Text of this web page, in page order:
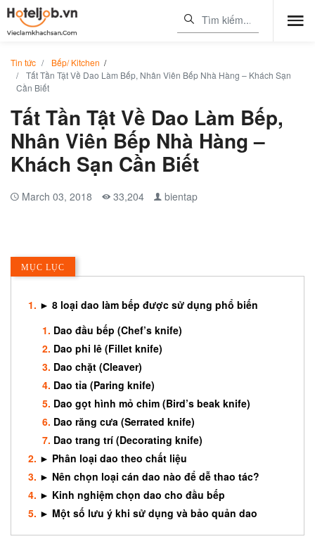
Tin tức Bếp/ Kitchen /
Tất Tần Tật Về Dao Làm Bếp, Nhân Viên Bếp Nhà Hàng – Khách Sạn
Cần Biết
Tất Tần Tật Về Dao Làm Bếp,
Nhân Viên Bếp Nhà Hàng –
Khách Sạn Cần Biết
March 03, 2018 33,204 bientap
MỤC LỤC
► 8 loại dao làm bếp được sử dụng phổ biến
Dao đầu bếp (Chef’s knife)
Dao phi lê (Fillet knife)
Dao chặt (Cleaver)
Dao tỉa (Paring knife)
Dao gọt hình mỏ chim (Bird’s beak knife)
Dao răng cưa (Serrated knife)
Dao trang trí (Decorating knife)
► Phân loại dao theo chất liệu
► Nên chọn loại cán dao nào để dễ thao tác?
► Kinh nghiệm chọn dao cho đầu bếp
► Một số lưu ý khi sử dụng và bảo quản dao